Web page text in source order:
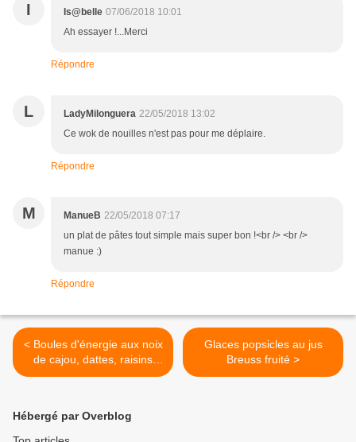
I Is@belle 07/06/2018 10:01
Ah essayer !...Merci
Répondre
L LadyMilonguera 22/05/2018 13:02
Ce wok de nouilles n'est pas pour me déplaire.
Répondre
M ManueB 22/05/2018 07:17
un plat de pâtes tout simple mais super bon !<br /> <br />
manue :)
Répondre
< Boules d'énergie aux noix
de cajou, dattes, raisins
secs et noix de coco {
Glaces popsicles au jus
Breuss fruité >
Hébergé par Overblog